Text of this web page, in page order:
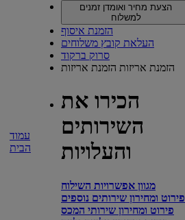
עמוד
הבית
הצעת מחיר ואומדן זמנים
למשלוח
הזמנת איסוף
העלאת קובץ משלוחים
סרוק ברקוד
הזמנת אריזות הזמנת אריזות
הכירו את
השירותים
והעלויות
מגוון אפשרויות השילוח
פירוט ומחירון שירותים נוספים
פירוט ומחירון שירותי המכס